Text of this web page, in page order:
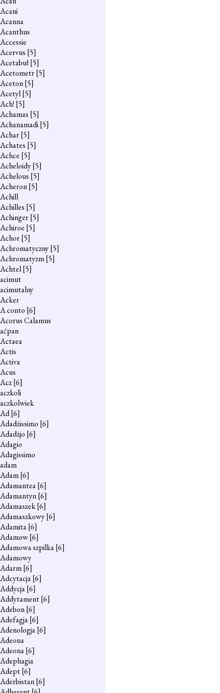
Acani
Acanna
Acanthus
Accessie
Acervus [5]
Acetabuł[5]
Acetometr[5]
Aceton[5]
Acetyl[5]
Ach! [5]
Achamas [5]
Achanamadi[5]
Achar[5]
Achates [5]
Achce [5]
Acheloidy[5]
Achelous [5]
Acheron[5]
Achill
Achilles [5]
Achinger[5]
Achiroe [5]
Achor[5]
Achromatyczny[5]
Achromatyzm[5]
Achtel[5]
acimut
acimutalny
Acker
A conto [6]
Acorus Calamus
aćpan
Actaea
Actis
Activa
Acus
Acz[6]
aczkoli
aczkolwiek
Ad[6]
Adadżissimo [6]
Adadżjo [6]
Adagio
Adagissimo
adam
Adam[6]
Adamantea[6]
Adamantyn[6]
Adamaszek[6]
Adamaszkowy[6]
Adamita[6]
Adamow[6]
Adamowa szpilka[6]
Adamowy
Adarm[6]
Adcytacja[6]
Addycja[6]
Addytament[6]
Adebon[6]
Adefagja[6]
Adenologja[6]
Adeona
Adeona[6]
Adephagia
Adept[6]
Aderbistan[6]